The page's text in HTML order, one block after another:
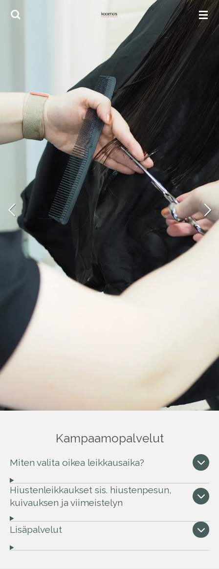
Siirry
Kampaamopalvelut
Miten valita oikea leikkausaika?
Hiustenleikkaukset sis. hiustenpesun,
kuivauksen ja viimeistelyn
Lisäpalvelut